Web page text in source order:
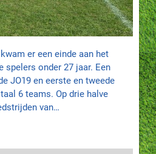
er een einde aan het
spelers onder 27 jaar. Een
JO19 en eerste en tweede
6 teams. Op drie halve
van…